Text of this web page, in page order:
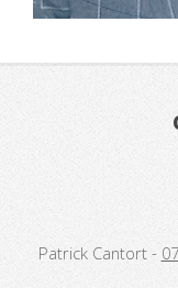
Patrick Cantort -